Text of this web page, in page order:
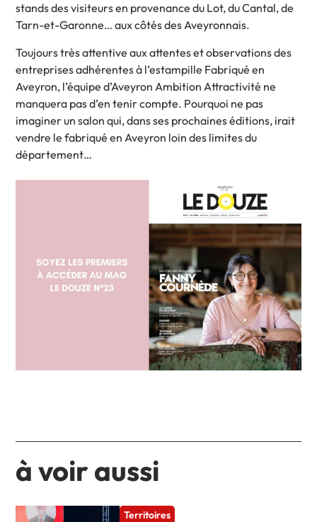
stands des visiteurs en provenance du Lot, du Cantal, de
Tarn-et-Garonne… aux côtés des Aveyronnais.
Toujours très attentive aux attentes et observations des
entreprises adhérentes à l’estampille Fabriqué en
Aveyron, l’équipe d’Aveyron Ambition Attractivité ne
manquera pas d’en tenir compte. Pourquoi ne pas
imaginer un salon qui, dans ses prochaines éditions, irait
vendre le fabriqué en Aveyron loin des limites du
département…
à voir aussi
Territoires